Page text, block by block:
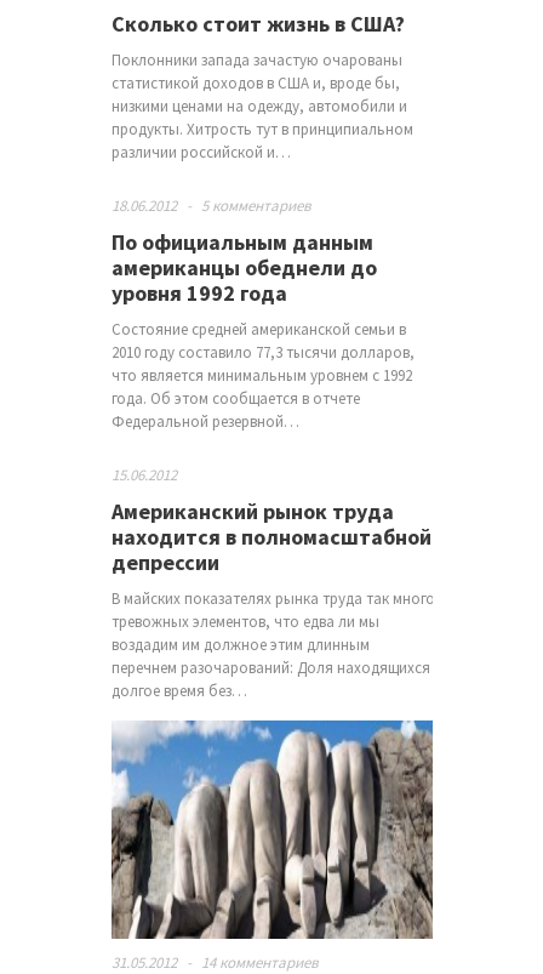
Сколько стоит жизнь в США?
Поклонники запада зачастую очарованы
статистикой доходов в США и, вроде бы,
низкими ценами на одежду, автомобили и
продукты. Хитрость тут в принципиальном
различии российской и…
18.06.2012 - 5 комментариев
По официальным данным
американцы обеднели до
уровня 1992 года
Состояние средней американской семьи в
2010 году составило 77,3 тысячи долларов,
что является минимальным уровнем с 1992
года. Об этом сообщается в отчете
Федеральной резервной…
15.06.2012
Американский рынок труда
находится в полномасштабной
депрессии
В майских показателях рынка труда так много
тревожных элементов, что едва ли мы
воздадим им должное этим длинным
перечнем разочарований: Доля находящихся
долгое время без…
31.05.2012 - 14 комментариев